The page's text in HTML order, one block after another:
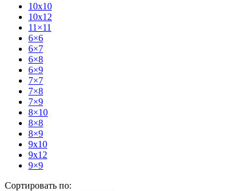
10x10
10x12
11×11
6×6
6×7
6×8
6×9
7×7
7×8
7×9
8×10
8×8
8×9
9x10
9x12
9×9
Сортировать по: